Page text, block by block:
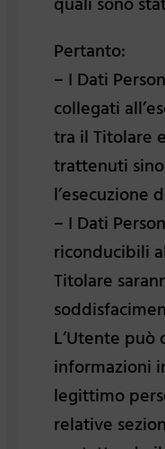
Pertanto:
– I Dati
collegati
tra il Titolare
trattenuti
l’esecuzione
– I Dati
riconducibili
Titolare
L’Utente
informazioni
legittimo
relative